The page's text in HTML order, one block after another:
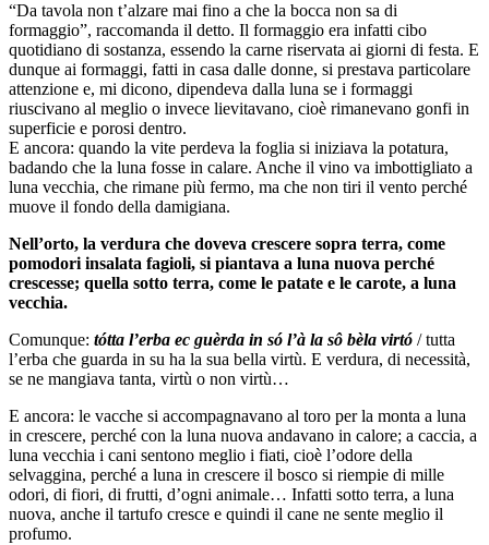
“Da tavola non t’alzare mai fino a che la bocca non sa di
formaggio”, raccomanda il detto. Il formaggio era infatti cibo
quotidiano di sostanza, essendo la carne riservata ai giorni di festa. E
dunque ai formaggi, fatti in casa dalle donne, si prestava particolare
attenzione e, mi dicono, dipendeva dalla luna se i formaggi
riuscivano al meglio o invece lievitavano, cioè rimanevano gonfi in
superficie e porosi dentro.
E ancora: quando la vite perdeva la foglia si iniziava la potatura,
badando che la luna fosse in calare. Anche il vino va imbottigliato a
luna vecchia, che rimane più fermo, ma che non tiri il vento perché
muove il fondo della damigiana.
Nell’orto, la verdura che doveva crescere sopra terra, come
pomodori insalata fagioli, si piantava a luna nuova perché
crescesse; quella sotto terra, come le patate e le carote, a luna
vecchia.
Comunque: tótta l’erba ec guèrda in só l’à la sô bèla virtó / tutta
l’erba che guarda in su ha la sua bella virtù. E verdura, di necessità,
se ne mangiava tanta, virtù o non virtù…
E ancora: le vacche si accompagnavano al toro per la monta a luna
in crescere, perché con la luna nuova andavano in calore; a caccia, a
luna vecchia i cani sentono meglio i fiati, cioè l’odore della
selvaggina, perché a luna in crescere il bosco si riempie di mille
odori, di fiori, di frutti, d’ogni animale… Infatti sotto terra, a luna
nuova, anche il tartufo cresce e quindi il cane ne sente meglio il
profumo.